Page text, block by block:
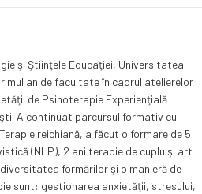
şi Ştiinţele Educaţiei, Universitatea
an de facultate în cadrul atelierelor
de Psihoterapie Experienţială
A continuat parcursul formativ cu
reichiană, a făcut o formare de 5
(NLP), 2 ani terapie de cuplu şi art
formărilor şi o manieră de
sunt: gestionarea anxietăţii, stresului,